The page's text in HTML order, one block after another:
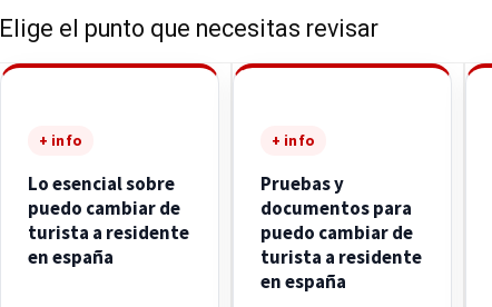
Elige el punto que necesitas revisar
+ info
Lo esencial sobre
puedo cambiar de
turista a residente
en españa
+ info
Pruebas y
documentos para
puedo cambiar de
turista a residente
en españa